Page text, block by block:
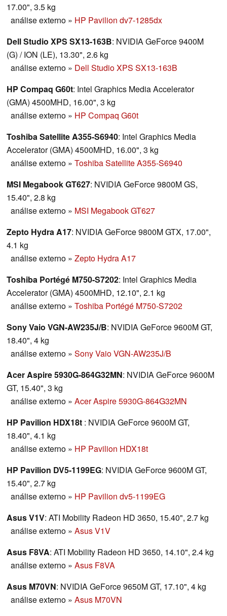
17.00", 3.5 kg
análise externo » HP Pavilion dv7-1285dx
Dell Studio XPS SX13-163B: NVIDIA GeForce 9400M
(G) / ION (LE), 13.30", 2.6 kg
análise externo » Dell Studio XPS SX13-163B
HP Compaq G60t: Intel Graphics Media Accelerator
(GMA) 4500MHD, 16.00", 3 kg
análise externo » HP Compaq G60t
Toshiba Satellite A355-S6940: Intel Graphics Media
Accelerator (GMA) 4500MHD, 16.00", 3 kg
análise externo » Toshiba Satellite A355-S6940
MSI Megabook GT627: NVIDIA GeForce 9800M GS,
15.40", 2.8 kg
análise externo » MSI Megabook GT627
Zepto Hydra A17: NVIDIA GeForce 9800M GTX, 17.00",
4.1 kg
análise externo » Zepto Hydra A17
Toshiba Portégé M750-S7202: Intel Graphics Media
Accelerator (GMA) 4500MHD, 12.10", 2.1 kg
análise externo » Toshiba Portégé M750-S7202
Sony Vaio VGN-AW235J/B: NVIDIA GeForce 9600M GT,
18.40", 4 kg
análise externo » Sony Vaio VGN-AW235J/B
Acer Aspire 5930G-864G32MN: NVIDIA GeForce 9600M
GT, 15.40", 3 kg
análise externo » Acer Aspire 5930G-864G32MN
HP Pavilion HDX18t : NVIDIA GeForce 9600M GT,
18.40", 4.1 kg
análise externo » HP Pavilion HDX18t
HP Pavilion DV5-1199EG: NVIDIA GeForce 9600M GT,
15.40", 2.7 kg
análise externo » HP Pavilion dv5-1199EG
Asus V1V: ATI Mobility Radeon HD 3650, 15.40", 2.7 kg
análise externo » Asus V1V
Asus F8VA: ATI Mobility Radeon HD 3650, 14.10", 2.4 kg
análise externo » Asus F8VA
Asus M70VN: NVIDIA GeForce 9650M GT, 17.10", 4 kg
análise externo » Asus M70VN